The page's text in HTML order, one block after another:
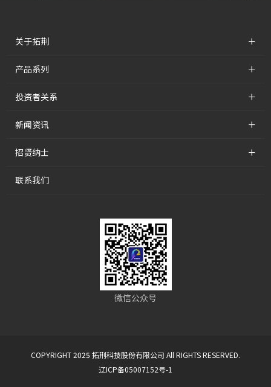
关于拓荆 +
产品系列 +
投资者关系 +
新闻资讯 +
招贤纳士 +
联系我们
微信公众号
COPYRIGHT 2025 拓荆科技股份有限公司 All RIGHTS RESERVED.
辽ICP备05007152号-1